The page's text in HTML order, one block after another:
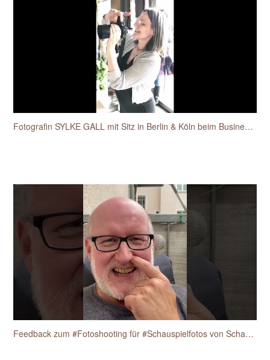
Fotografin SYLKE GALL mit Sitz in Berlin & Köln beim Businessfotos-Workshop für Unternehmerinnen
Feedback zum #Fotoshooting für #Schauspielfotos von Schauspieler Heiko Fischer